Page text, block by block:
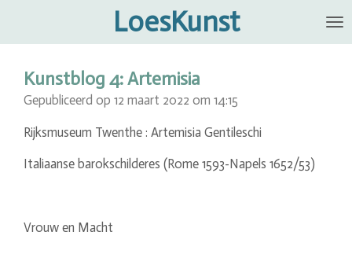
hoofdinhoud
LoesKunst
Kunstblog 4: Artemisia
Gepubliceerd op 12 maart 2022 om 14:15
Rijksmuseum Twenthe : Artemisia Gentileschi
Italiaanse barokschilderes (Rome 1593-Napels 1652/53)
Vrouw en Macht